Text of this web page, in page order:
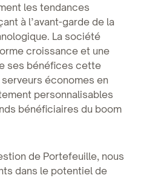
les tendances
à l’avant-garde de la
La société
croissance et une
ses bénéfices cette
économes en
personnalisables
bénéficiaires du boom
de Portefeuille, nous
dans le potentiel de